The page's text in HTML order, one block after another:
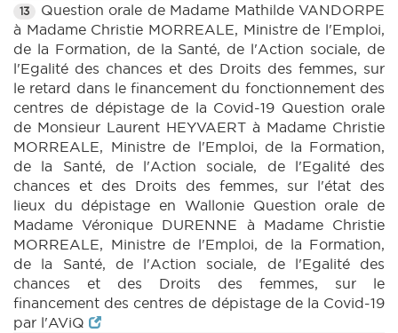
13
Question orale de Madame Mathilde VANDORPE
à Madame Christie MORREALE, Ministre de l'Emploi,
de la Formation, de la Santé, de l'Action sociale, de
l'Egalité des chances et des Droits des femmes, sur
le retard dans le financement du fonctionnement des
centres de dépistage de la Covid-19 Question orale
de Monsieur Laurent HEYVAERT à Madame Christie
MORREALE, Ministre de l'Emploi, de la Formation,
de la Santé, de l'Action sociale, de l'Egalité des
chances et des Droits des femmes, sur l'état des
lieux du dépistage en Wallonie Question orale de
Madame Véronique DURENNE à Madame Christie
MORREALE, Ministre de l'Emploi, de la Formation,
de la Santé, de l'Action sociale, de l'Egalité des
chances et des Droits des femmes, sur le
financement des centres de dépistage de la Covid-19
par l'AViQ